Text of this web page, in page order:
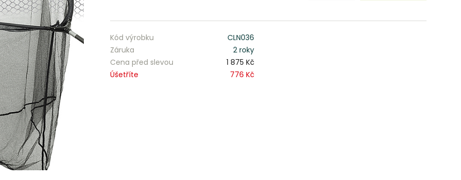
Kód výrobku
CLN036
Záruka
2 roky
Cena před slevou
1 875 Kč
Úšetříte
776 Kč